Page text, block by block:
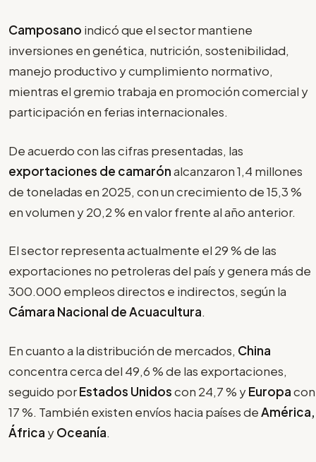
Camposano indicó que el sector mantiene
inversiones en genética, nutrición, sostenibilidad,
manejo productivo y cumplimiento normativo,
mientras el gremio trabaja en promoción comercial y
participación en ferias internacionales.
De acuerdo con las cifras presentadas, las
exportaciones de camarónalcanzaron 1,4 millones
de toneladas en 2025, con un crecimiento de 15,3 %
en volumen y 20,2 % en valor frente al año anterior.
El sector representa actualmente el 29 % de las
exportaciones no petroleras del país y genera más de
300.000 empleos directos e indirectos, según la
Cámara Nacional de Acuacultura.
En cuanto a la distribución de mercados, China
concentra cerca del 49,6 % de las exportaciones,
seguido porEstados Unidoscon 24,7 % yEuropacon
17 %. También existen envíos hacia países deAmérica,
África yOceanía.